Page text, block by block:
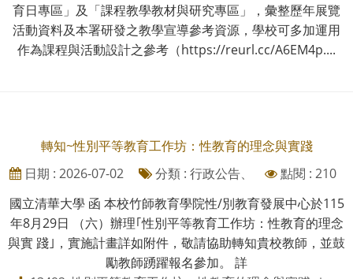
育日專區」及「課程教學教材與研究專區」，彙整歷年展覽
活動資料及本署研發之教學宣導參考資源，學校可多加運用
作為課程與活動設計之參考（https://reurl.cc/A6EM4p....
轉知~性別平等教育工作坊：性教育的理念與實踐
日期 : 2026-07-02
分類 : 行政公告、
點閱 : 210
國立清華大學 函 本校竹師教育學院性/別教育發展中心於115
年8月29日 （六）辦理｢性別平等教育工作坊：性教育的理念
與實 踐｣，實施計畫詳如附件，敬請協助轉知貴校教師，並鼓
勵教師踴躍報名參加。 詳